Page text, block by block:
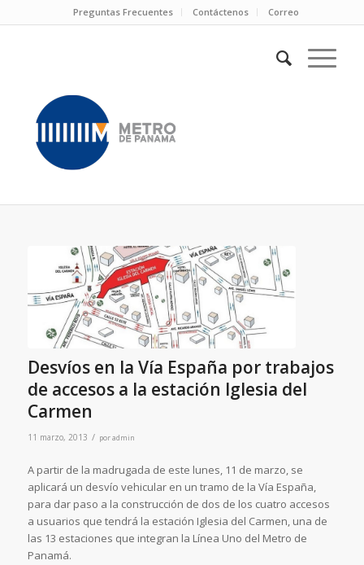
Preguntas Frecuentes Contáctenos Correo
Desvíos en la Vía España por trabajos
de accesos a la estación Iglesia del
Carmen
11 marzo, 2013 / poradmin
A partir de la madrugada de este lunes, 11 de marzo, se
aplicará un desvío vehicular en un tramo de la Vía España,
para dar paso a la construcción de dos de los cuatro accesos
a usuarios que tendrá la estación Iglesia del Carmen, una de
las 13 estaciones que integran la Línea Uno del Metro de
Panamá.